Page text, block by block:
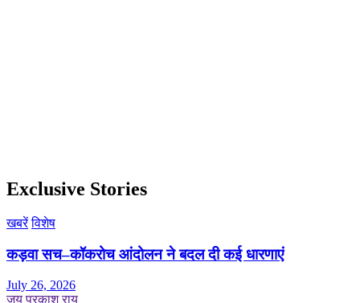
Exclusive Stories
खबरें विशेष
कड़वा सच–कॉकरोच आंदोलन ने बदल दी कई धारणाएं
July 26, 2026
जय प्रकाश राय